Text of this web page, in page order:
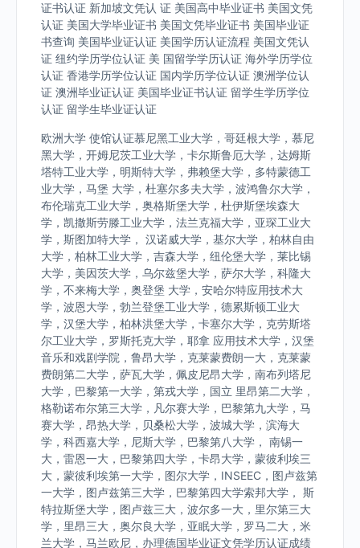
证书认证 新加坡文凭认 证 美国高中毕业证书 美国文凭
认证 美国大学毕业证书 美国文凭毕业证书 美国毕业证
书查询 美国毕业证认证 美国学历认证流程 美国文凭认
证 纽约学历学位认证 美 国留学学历认证 海外学历学位
认证 香港学历学位认证 国内学历学位认证 澳洲学位认
证 澳洲毕业证认证 美国毕业证书认证 留学生学历学位
认证 留学生毕业证认证
欧洲大学 使馆认证慕尼黑工业大学，哥廷根大学，慕尼
黑大学，开姆尼茨工业大学，卡尔斯鲁厄大学，达姆斯
塔特工业大学，明斯特大学，弗赖堡大学，多特蒙德工
业大学，马堡 大学，杜塞尔多夫大学，波鸿鲁尔大学，
布伦瑞克工业大学，奥格斯堡大学，杜伊斯堡埃森大
学，凯撒斯劳滕工业大学，法兰克福大学，亚琛工业大
学，斯图加特大学， 汉诺威大学，基尔大学，柏林自由
大学，柏林工业大学，吉森大学，纽伦堡大学，莱比锡
大学，美因茨大学，乌尔兹堡大学，萨尔大学，科隆大
学，不来梅大学，奥登堡 大学，安哈尔特应用技术大
学，波恩大学，勃兰登堡工业大学，德累斯顿工业大
学，汉堡大学，柏林洪堡大学，卡塞尔大学，克劳斯塔
尔工业大学，罗斯托克大学，耶拿 应用技术大学，汉堡
音乐和戏剧学院，鲁昂大学，克莱蒙费朗一大，克莱蒙
费朗第二大学，萨瓦大学，佩皮尼昂大学，南布列塔尼
大学，巴黎第一大学，第戎大学，国立 里昂第二大学，
格勒诺布尔第三大学，凡尔赛大学，巴黎第九大学，马
赛大学，昂热大学，贝桑松大学，波城大学，滨海大
学，科西嘉大学，尼斯大学，巴黎第八大学， 南锡一
大，雷恩一大，巴黎第四大学，卡昂大学，蒙彼利埃三
大，蒙彼利埃第一大学，图尔大学，INSEEC，图卢兹第
一大学，图卢兹第三大学，巴黎第四大学索邦大学， 斯
特拉斯堡大学，图卢兹三大，波尔多一大，里尔第三大
学，里昂三大，奥尔良大学，亚眠大学，罗马二大，米
兰大学，马兰欧尼，办理德国毕业证文凭学历认证成绩